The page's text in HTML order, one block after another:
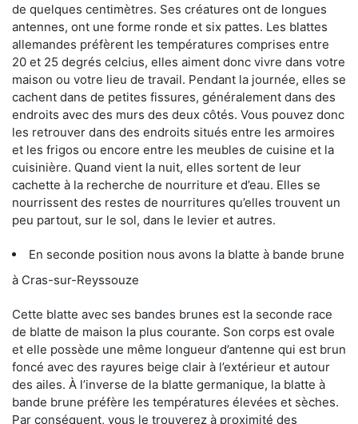
de quelques centimètres. Ses créatures ont de longues
antennes, ont une forme ronde et six pattes. Les blattes
allemandes préfèrent les températures comprises entre
20 et 25 degrés celcius, elles aiment donc vivre dans votre
maison ou votre lieu de travail. Pendant la journée, elles se
cachent dans de petites fissures, généralement dans des
endroits avec des murs des deux côtés. Vous pouvez donc
les retrouver dans des endroits situés entre les armoires
et les frigos ou encore entre les meubles de cuisine et la
cuisinière. Quand vient la nuit, elles sortent de leur
cachette à la recherche de nourriture et d’eau. Elles se
nourrissent des restes de nourritures qu’elles trouvent un
peu partout, sur le sol, dans le levier et autres.
En seconde position nous avons la blatte à bande brune
à Cras-sur-Reyssouze
Cette blatte avec ses bandes brunes est la seconde race
de blatte de maison la plus courante. Son corps est ovale
et elle possède une même longueur d’antenne qui est brun
foncé avec des rayures beige clair à l’extérieur et autour
des ailes. À l’inverse de la blatte germanique, la blatte à
bande brune préfère les températures élevées et sèches.
Par conséquent, vous le trouverez à proximité des